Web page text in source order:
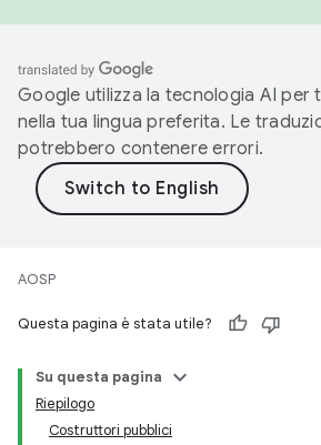
Google utilizza la tecnologia AI per
nella tua lingua preferita. Le
potrebbero contenere errori.
AOSP
Questa pagina è stata utile?
Su questa pagina
Riepilogo
Costruttori pubblici